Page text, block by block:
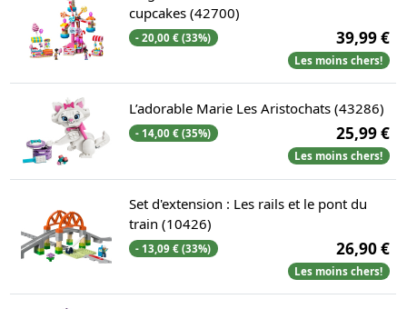
cupcakes (42700)
- 20,00 € (33%) 39,99 €
Les moins chers!
L’adorable Marie Les Aristochats (43286)
- 14,00 € (35%) 25,99 €
Les moins chers!
Set d'extension : Les rails et le pont du
train (10426)
- 13,09 € (33%) 26,90 €
Les moins chers!